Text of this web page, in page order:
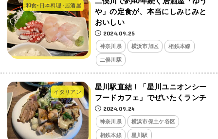
和食･日本料理･居酒屋
や」の定食が、本当にしみじみと
おいしい
2024.09.25
神奈川県 横浜市旭区 相鉄本線
二俣川駅
イタリアン
星川駅直結！「星川ユニオンシー
フードカフェ」でぜいたくランチ
2024.09.24
神奈川県 横浜市保土ケ谷区
相鉄本線 星川駅